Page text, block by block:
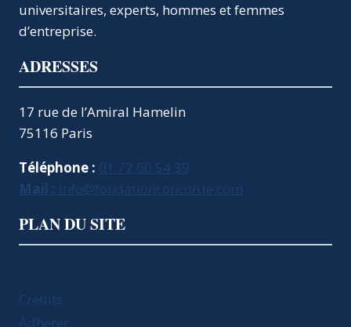
ET
universitaires, experts, hommes et femmes
d’entreprise.
ADRESSES
17 rue de l’Amiral Hamelin
75116 Paris
Téléphone : 01.72.60.54.39
Mail : info@fondationconcorde.com
PLAN DU SITE
Crédits
Adhérer